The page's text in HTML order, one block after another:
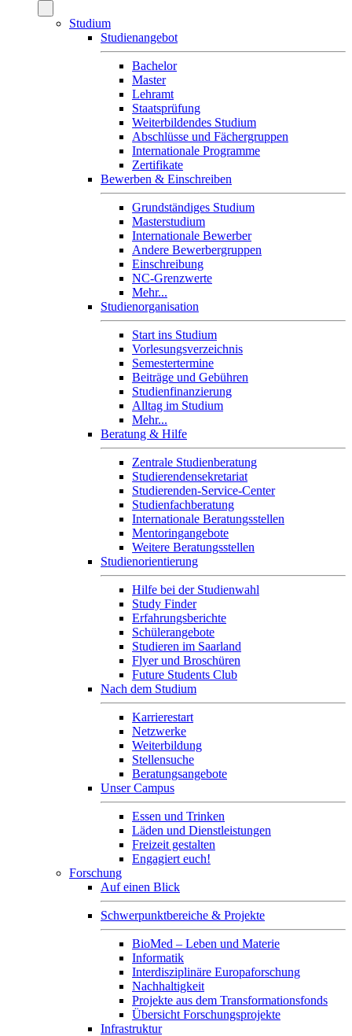
Studium
Studienangebot
Bachelor
Master
Lehramt
Staatsprüfung
Weiterbildendes Studium
Abschlüsse und Fächergruppen
Internationale Programme
Zertifikate
Bewerben & Einschreiben
Grundständiges Studium
Masterstudium
Internationale Bewerber
Andere Bewerbergruppen
Einschreibung
NC-Grenzwerte
Mehr...
Studienorganisation
Start ins Studium
Vorlesungsverzeichnis
Semestertermine
Beiträge und Gebühren
Studienfinanzierung
Alltag im Studium
Mehr...
Beratung & Hilfe
Zentrale Studienberatung
Studierendensekretariat
Studierenden-Service-Center
Studienfachberatung
Internationale Beratungsstellen
Mentoringangebote
Weitere Beratungsstellen
Studienorientierung
Hilfe bei der Studienwahl
Study Finder
Erfahrungsberichte
Schülerangebote
Studieren im Saarland
Flyer und Broschüren
Future Students Club
Nach dem Studium
Karrierestart
Netzwerke
Weiterbildung
Stellensuche
Beratungsangebote
Unser Campus
Essen und Trinken
Läden und Dienstleistungen
Freizeit gestalten
Engagiert euch!
Forschung
Auf einen Blick
Schwerpunktbereiche & Projekte
BioMed – Leben und Materie
Informatik
Interdisziplinäre Europaforschung
Nachhaltigkeit
Projekte aus dem Transformationsfonds
Übersicht Forschungsprojekte
Infrastruktur